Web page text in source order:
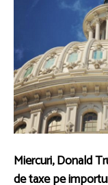
Miercuri, Donald
de taxe pe